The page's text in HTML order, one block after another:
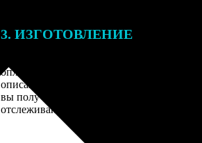
3. ИЗГОТОВЛЕНИЕ
оплаты получите подтверждение на email с
описанием заказа. Когда отправим заказ
вы получите письмо с трек-номером для
отслеживания.